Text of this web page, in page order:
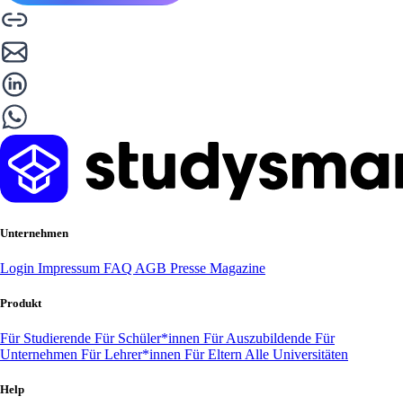
Unternehmen
Login Impressum FAQ AGB Presse Magazine
Produkt
Für Studierende Für Schüler*innen Für Auszubildende Für
Unternehmen Für Lehrer*innen Für Eltern Alle Universitäten
Help